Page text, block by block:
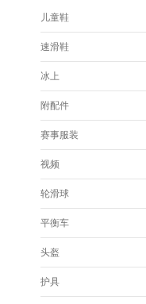
儿童鞋
速滑鞋
冰上
附配件
赛事服装
视频
轮滑球
平衡车
头盔
护具